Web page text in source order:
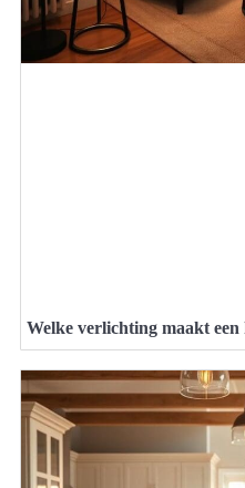
Welke verlichting maakt